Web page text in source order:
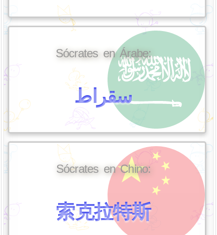
Sócrates en Árabe:
سقراط
Sócrates en Chino:
索克拉特斯